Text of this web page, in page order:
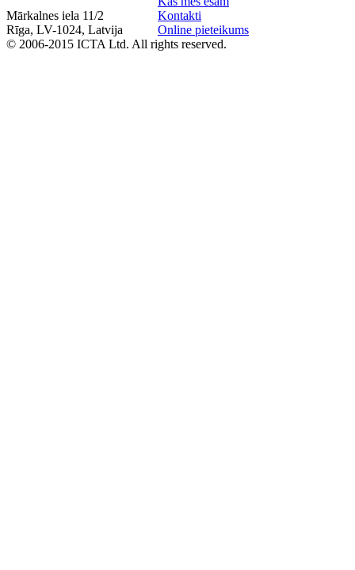
Mārkalnes iela 11/2
Rīga, LV-1024, Latvija
Kontakti
Online pieteikums
© 2006-2015 ICTA Ltd. All rights reserved.